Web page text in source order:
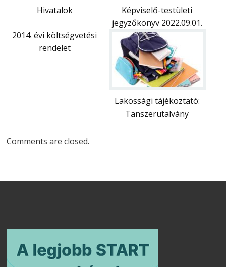
Hivatalok
Képviselő-testületi
jegyzőkönyv 2022.09.01.
2014. évi költségvetési
rendelet
Lakossági tájékoztató:
Tanszerutalvány
Comments are closed.